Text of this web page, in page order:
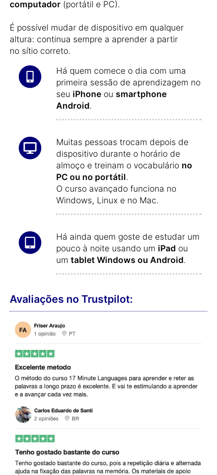
computador (portátil e PC).
É possível mudar de dispositivo em qualquer
altura: continua sempre a aprender a partir
no sítio correto.
Há quem comece o dia com uma
primeira sessão de aprendizagem no
seu iPhone ou smartphone
Android.
Muitas pessoas trocam depois de
dispositivo durante o horário de
almoço e treinam o vocabulário no
PC ou no portátil.
O curso avançado funciona no
Windows, Linux e no Mac.
Há ainda quem goste de estudar um
pouco à noite usando um iPad ou
um tablet Windows ou Android.
Avaliações no Trustpilot: